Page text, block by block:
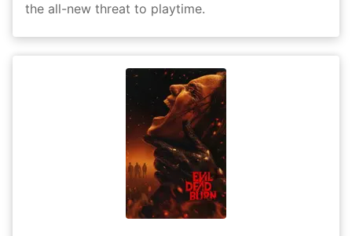
the all-new threat to playtime.